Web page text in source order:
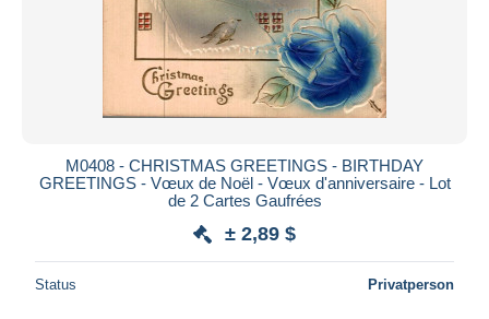
M0408 - CHRISTMAS GREETINGS - BIRTHDAY
GREETINGS - Vœux de Noël - Vœux d'anniversaire - Lot
de 2 Cartes Gaufrées
± 2,89 $
Status Privatperson